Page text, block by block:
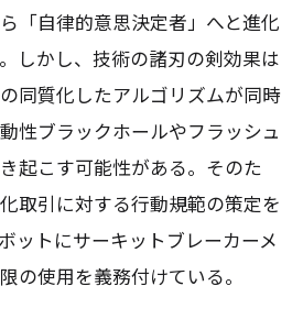
「自律的意思決定者」へと進化
しかし、技術の諸刃の剣効果は
同質化したアルゴリズムが同時
性ブラックホールやフラッシュ
起こす可能性がある。そのた
取引に対する行動規範の策定を
ットにサーキットブレーカーメ
の使用を義務付けている。